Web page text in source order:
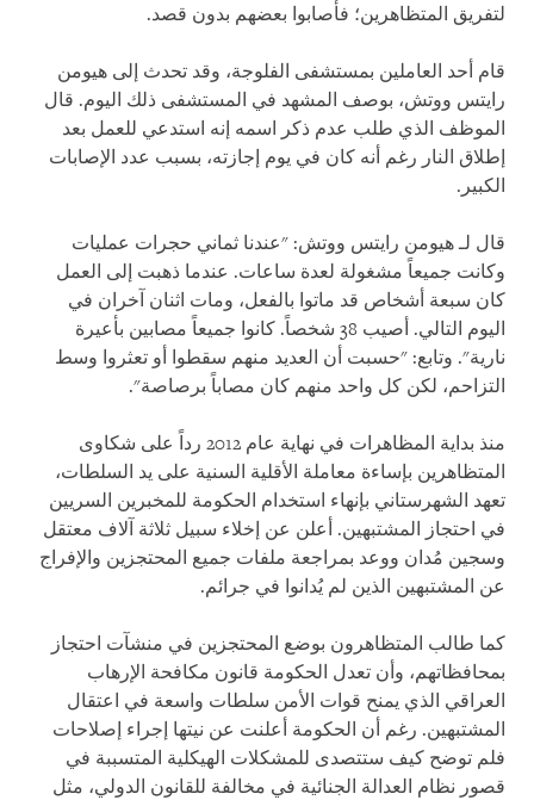
لتفريق المتظاهرين؛ فأصابوا بعضهم بدون قصد.
قام أحد العاملين بمستشفى الفلوجة، وقد تحدث إلى هيومن
رايتس ووتش، بوصف المشهد في المستشفى ذلك اليوم. قال
الموظف الذي طلب عدم ذكر اسمه إنه استدعي للعمل بعد
إطلاق النار رغم أنه كان في يوم إجازته، بسبب عدد الإصابات
الكبير.
قال لـ هيومن رايتس ووتش: "عندنا ثماني حجرات عمليات
وكانت جميعاً مشغولة لعدة ساعات. عندما ذهبت إلى العمل
كان سبعة أشخاص قد ماتوا بالفعل، ومات اثنان آخران في
اليوم التالي. أصيب 38 شخصاً. كانوا جميعاً مصابين بأعيرة
نارية". وتابع: "حسبت أن العديد منهم سقطوا أو تعثروا وسط
التزاحم، لكن كل واحد منهم كان مصاباً برصاصة".
منذ بداية المظاهرات في نهاية عام 2012 رداً على شكاوى
المتظاهرين بإساءة معاملة الأقلية السنية على يد السلطات،
تعهد الشهرستاني بإنهاء استخدام الحكومة للمخبرين السريين
في احتجاز المشتبهين. أعلن عن إخلاء سبيل ثلاثة آلاف معتقل
وسجين مُدان ووعد بمراجعة ملفات جميع المحتجزين والإفراج
عن المشتبهين الذين لم يُدانوا في جرائم.
كما طالب المتظاهرون بوضع المحتجزين في منشآت احتجاز
بمحافظاتهم، وأن تعدل الحكومة قانون مكافحة الإرهاب
العراقي الذي يمنح قوات الأمن سلطات واسعة في اعتقال
المشتبهين. رغم أن الحكومة أعلنت عن نيتها إجراء إصلاحات
فلم توضح كيف ستتصدى للمشكلات الهيكلية المتسببة في
قصور نظام العدالة الجنائية في مخالفة للقانون الدولي، مثل